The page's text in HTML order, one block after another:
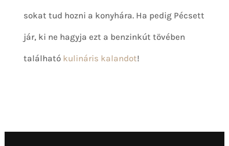
sokat tud hozni a konyhára. Ha pedig Pécsett
jár, ki ne hagyja ezt a benzinkút tövében
található kulináris kalandot!